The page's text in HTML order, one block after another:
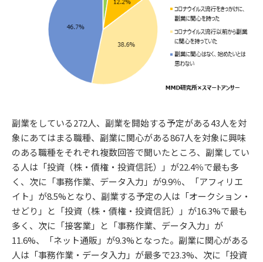
副業をしている272人、副業を開始する予定がある43人を対
象にあてはまる職種、副業に関心がある867人を対象に興味
のある職種をそれぞれ複数回答で聞いたところ、副業してい
る人は「投資（株・債権・投資信託）」が22.4％で最も多
く、次に「事務作業、データ入力」が9.9％、「アフィリエ
イト」が8.5%となり、副業する予定の人は「オークション・
せどり」と「投資（株・債権・投資信託）」が16.3%で最も
多く、次に「接客業」と「事務作業、データ入力」が
11.6%、「ネット通販」が9.3%となった。副業に関心がある
人は「事務作業・データ入力」が最多で23.3%、次に「投資